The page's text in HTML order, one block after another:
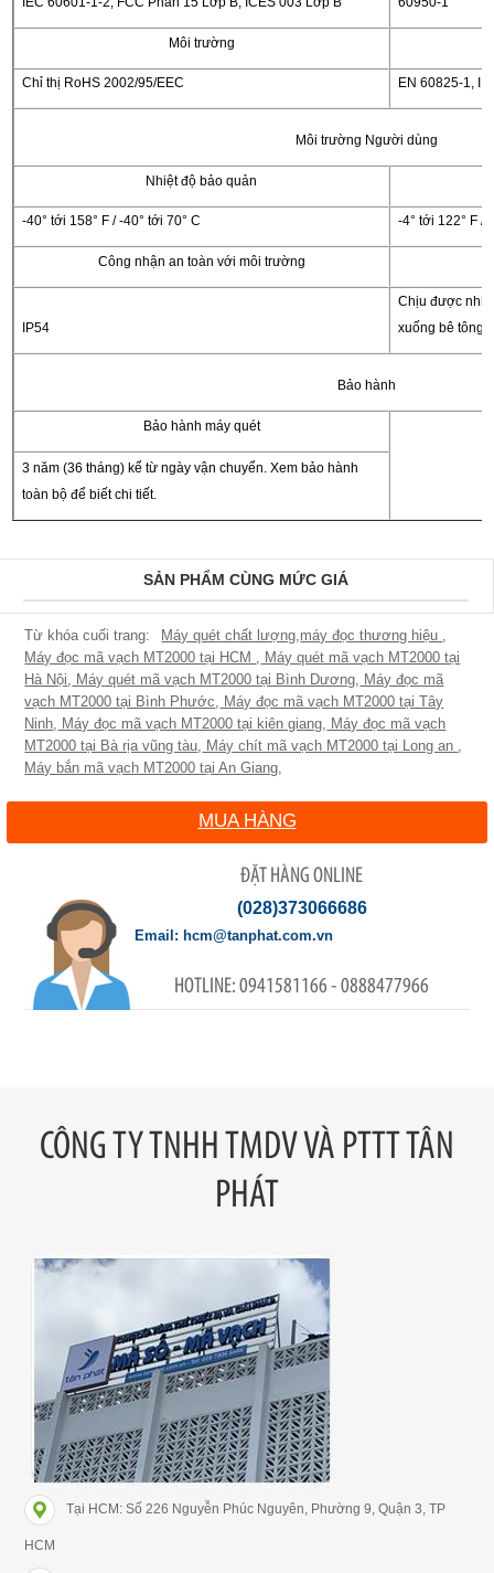
Môi trường
Chỉ thị RoHS 2002/95/EEC EN 60825-1,
Môi trường Người dùng
Nhiệt độ bảo quản
-40° tới 158° F / -40° tới 70° C -4° tới 122° F /
Công nhận an toàn với môi trường
IP54
Chịu được
xuống bê tông
Bảo hành
Bảo hành máy quét
3 năm (36 tháng) kể từ ngày vận chuyển. Xem bảo hành
toàn bộ để biết chi tiết.
SẢN PHẨM CÙNG MỨC GIÁ
Máy quét chất lượng,máy đọc thương hiệu ,
Máy đọc mã vạch MT2000 tại HCM , Máy quét mã vạch MT2000 tại
Hà Nội, Máy quét mã vạch MT2000 tại Bình Dương, Máy đọc mã
vạch MT2000 tại Bình Phước, Máy đọc mã vạch MT2000 tại Tây
Ninh, Máy đọc mã vạch MT2000 tại kiên giang, Máy đọc mã vạch
MT2000 tại Bà rịa vũng tàu, Máy chít mã vạch MT2000 tại Long an ,
Máy bắn mã vạch MT2000 tại An Giang,
MUA HÀNG
ĐẶT HÀNG ONLINE
(028)373066686
0941581166 - 0888477966
hcm@tanphat.com.vn
CÔNG TY TNHH TMDV VÀ PTTT TÂN
PHÁT
Tại HCM: Số 226 Nguyễn Phúc Nguyên, Phường 9, Quận 3, TP
HCM